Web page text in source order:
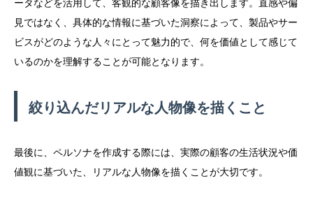
ータなどを活用して、客観的な顧客像を描き出します。直感や偏
見ではなく、具体的な情報に基づいた洞察によって、製品やサー
ビスがどのような人々にとって魅力的で、何を価値として感じて
いるのかを理解することが可能となります。
絞り込んだリアルな人物像を描くこと
最後に、ペルソナを作成する際には、実際の顧客の生活状況や価
値観に基づいた、リアルな人物像を描くことが大切です。